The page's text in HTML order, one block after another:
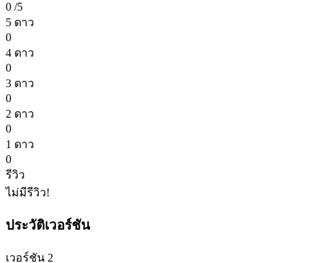
0 /5
5 ดาว
0
4 ดาว
0
3 ดาว
0
2 ดาว
0
1 ดาว
0
รีวิว
ไม่มีรีวิว!
ประวัติเวอร์ชัน
เวอร์ชัน 2